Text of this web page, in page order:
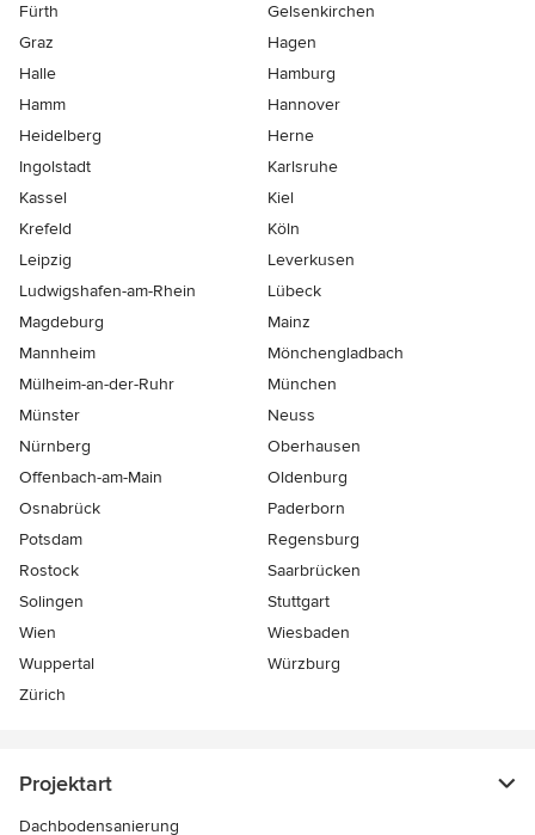
Fürth
Gelsenkirchen
Graz
Hagen
Halle
Hamburg
Hamm
Hannover
Heidelberg
Herne
Ingolstadt
Karlsruhe
Kassel
Kiel
Krefeld
Köln
Leipzig
Leverkusen
Ludwigshafen-am-Rhein
Lübeck
Magdeburg
Mainz
Mannheim
Mönchen­gladbach
Mülheim-an-der-Ruhr
München
Münster
Neuss
Nürnberg
Oberhausen
Offenbach-am-Main
Oldenburg
Osnabrück
Paderborn
Potsdam
Regensburg
Rostock
Saarbrücken
Solingen
Stuttgart
Wien
Wiesbaden
Wuppertal
Würzburg
Zürich
Projektart
Dachbodensanierung